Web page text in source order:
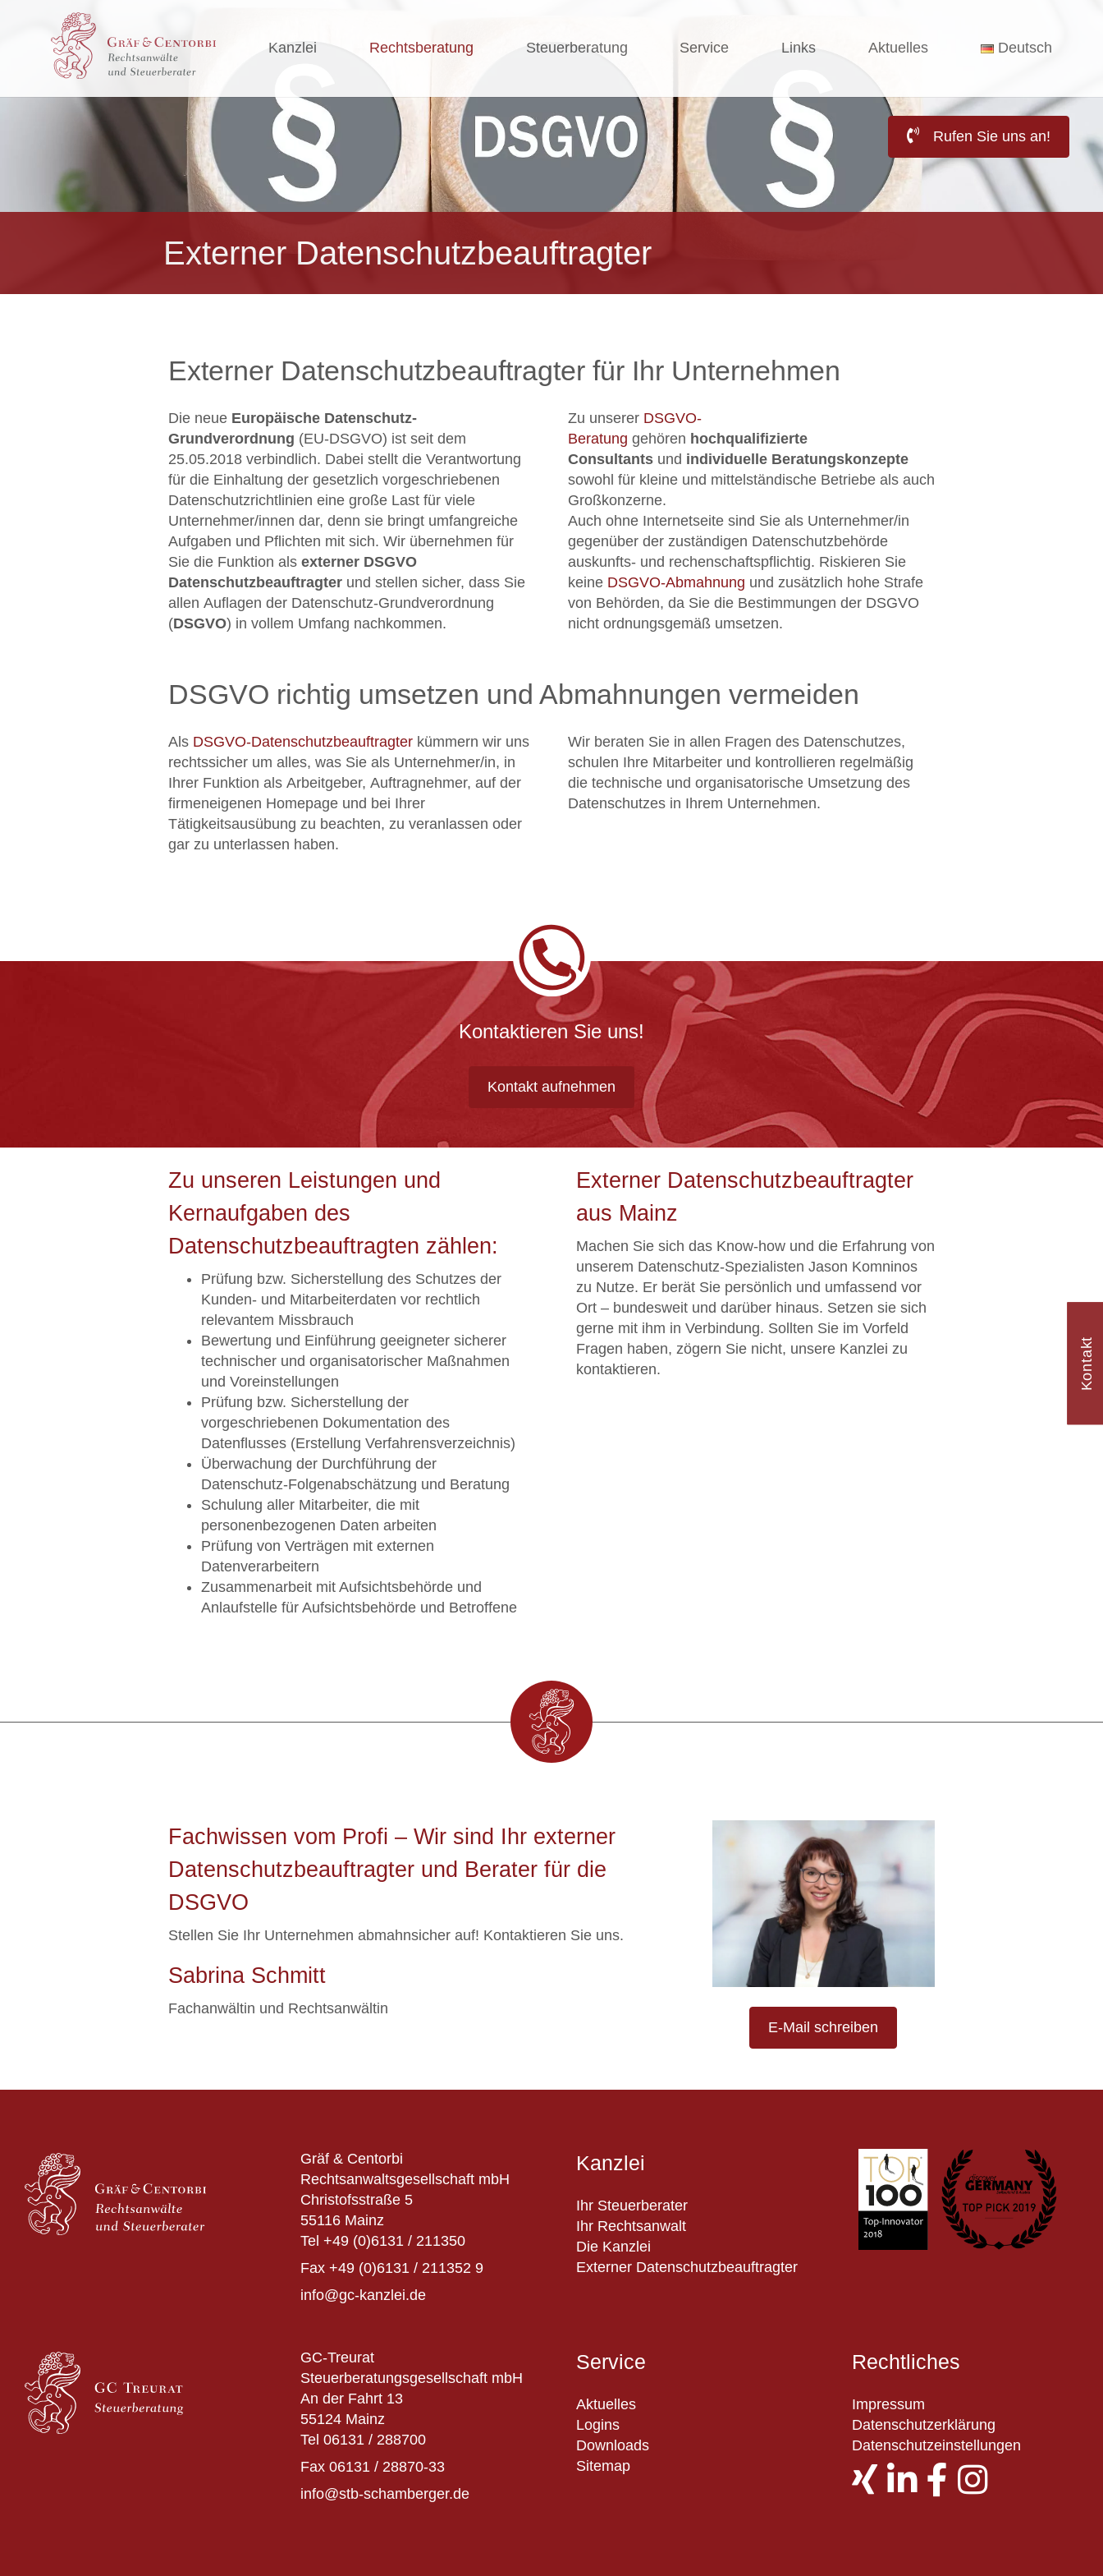
Kanzlei Rechtsberatung Steuerberatung Service Links Aktuelles Deutsch
Externer Datenschutzbeauftragter
Rufen Sie uns an!
Externer Datenschutzbeauftragter für Ihr Unternehmen
Die neue Europäische Datenschutz-
Grundverordnung (EU-DSGVO) ist seit dem
25.05.2018 verbindlich. Dabei stellt die Verantwortung
für die Einhaltung der gesetzlich vorgeschriebenen
Datenschutzrichtlinien eine große Last für viele
Unternehmer/innen dar, denn sie bringt umfangreiche
Aufgaben und Pflichten mit sich. Wir übernehmen für
Sie die Funktion als externer DSGVO
Datenschutzbeauftragter und stellen sicher, dass Sie
allen Auflagen der Datenschutz-Grundverordnung
(DSGVO) in vollem Umfang nachkommen.
Zu unserer DSGVO-
Beratung gehören hochqualifizierte
Consultants und individuelle Beratungskonzepte
sowohl für kleine und mittelständische Betriebe als auch
Großkonzerne.
Auch ohne Internetseite sind Sie als Unternehmer/in
gegenüber der zuständigen Datenschutzbehörde
auskunfts- und rechenschaftspflichtig. Riskieren Sie
keine DSGVO-Abmahnung und zusätzlich hohe Strafe
von Behörden, da Sie die Bestimmungen der DSGVO
nicht ordnungsgemäß umsetzen.
DSGVO richtig umsetzen und Abmahnungen vermeiden
Als DSGVO-Datenschutzbeauftragter kümmern wir uns
rechtssicher um alles, was Sie als Unternehmer/in, in
Ihrer Funktion als Arbeitgeber, Auftragnehmer, auf der
firmeneigenen Homepage und bei Ihrer
Tätigkeitsausübung zu beachten, zu veranlassen oder
gar zu unterlassen haben.
Wir beraten Sie in allen Fragen des Datenschutzes,
schulen Ihre Mitarbeiter und kontrollieren regelmäßig
die technische und organisatorische Umsetzung des
Datenschutzes in Ihrem Unternehmen.
Kontaktieren Sie uns!
Kontakt aufnehmen
Zu unseren Leistungen und
Kernaufgaben des
Datenschutzbeauftragten zählen:
Prüfung bzw. Sicherstellung des Schutzes der
Kunden- und Mitarbeiterdaten vor rechtlich
relevantem Missbrauch
Bewertung und Einführung geeigneter sicherer
technischer und organisatorischer Maßnahmen
und Voreinstellungen
Prüfung bzw. Sicherstellung der
vorgeschriebenen Dokumentation des
Datenflusses (Erstellung Verfahrensverzeichnis)
Überwachung der Durchführung der
Datenschutz-Folgenabschätzung und Beratung
Schulung aller Mitarbeiter, die mit
personenbezogenen Daten arbeiten
Prüfung von Verträgen mit externen
Datenverarbeitern
Zusammenarbeit mit Aufsichtsbehörde und
Anlaufstelle für Aufsichtsbehörde und Betroffene
Externer Datenschutzbeauftragter
aus Mainz
Machen Sie sich das Know-how und die Erfahrung von
unserem Datenschutz-Spezialisten Jason Komninos
zu Nutze. Er berät Sie persönlich und umfassend vor
Ort – bundesweit und darüber hinaus. Setzen sie sich
gerne mit ihm in Verbindung. Sollten Sie im Vorfeld
Fragen haben, zögern Sie nicht, unsere Kanzlei zu
kontaktieren.
Fachwissen vom Profi – Wir sind Ihr externer
Datenschutzbeauftragter und Berater für die
DSGVO
Stellen Sie Ihr Unternehmen abmahnsicher auf! Kontaktieren Sie uns.
Sabrina Schmitt
Fachanwältin und Rechtsanwältin
E-Mail schreiben
Kontakt
Gräf & Centorbi
Rechtsanwaltsgesellschaft mbH
Christofsstraße 5
55116 Mainz
Tel +49 (0)6131 / 211350
Fax +49 (0)6131 / 211352 9
info@gc-kanzlei.de
Kanzlei
Ihr Steuerberater
Ihr Rechtsanwalt
Die Kanzlei
Externer Datenschutzbeauftragter
GC-Treurat
Steuerberatungsgesellschaft mbH
An der Fahrt 13
55124 Mainz
Tel 06131 / 288700
Fax 06131 / 28870-33
info@stb-schamberger.de
Service
Aktuelles
Logins
Downloads
Sitemap
Rechtliches
Impressum
Datenschutzerklärung
Datenschutzeinstellungen